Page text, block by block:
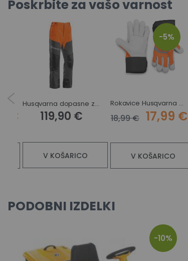
Poskrbite za vašo varnost
Delovni čevlji Husqvarna Technical Light
€
Husqvarna dopasne zaščitne hlače Classic
119,90 €
V KOŠARICO
-5%
Rokavice Husqvarna Classic
18,99 € 17,99 €
V KOŠARICO
PODOBNI IZDELKI
-10%